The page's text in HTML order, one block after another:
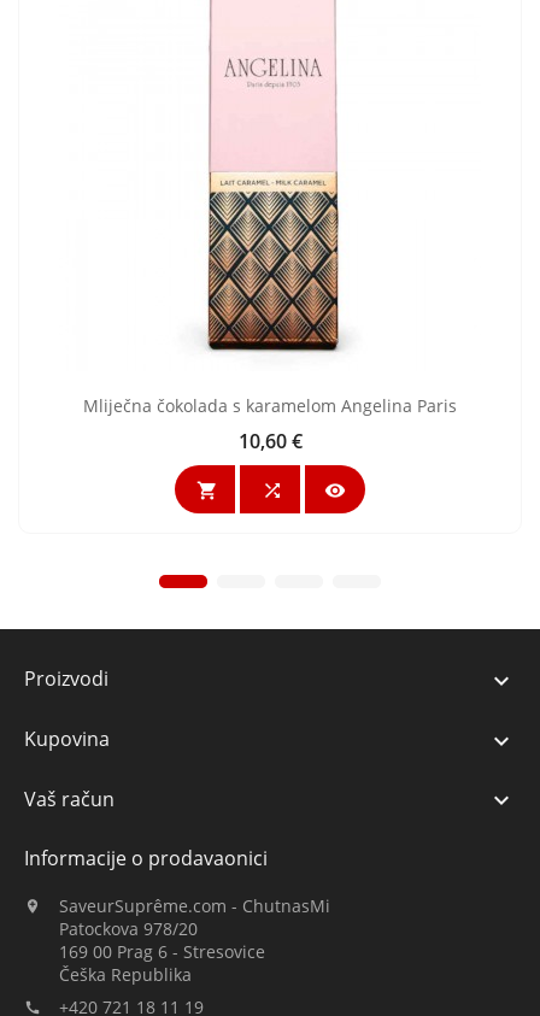
Mliječna čokolada s karamelom Angelina Paris
Cijena
10,60 €
  
Proizvodi 
Kupovina 
Vaš račun 
Informacije o prodavaonici

SaveurSuprême.com - ChutnasMi
Patockova 978/20
169 00 Prag 6 - Stresovice
Češka Republika
 +420 721 18 11 19